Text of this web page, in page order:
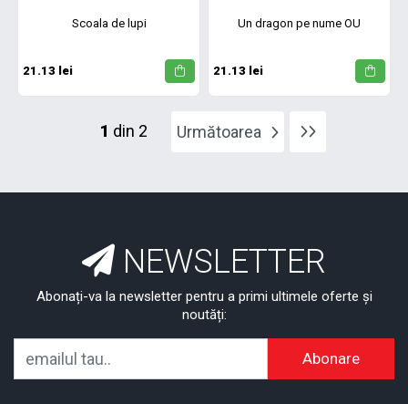
Scoala de lupi
21.13 lei
Un dragon pe nume OU
21.13 lei
1 din 2 Următoarea
NEWSLETTER
Abonați-va la newsletter pentru a primi ultimele oferte și
noutăți:
Abonare